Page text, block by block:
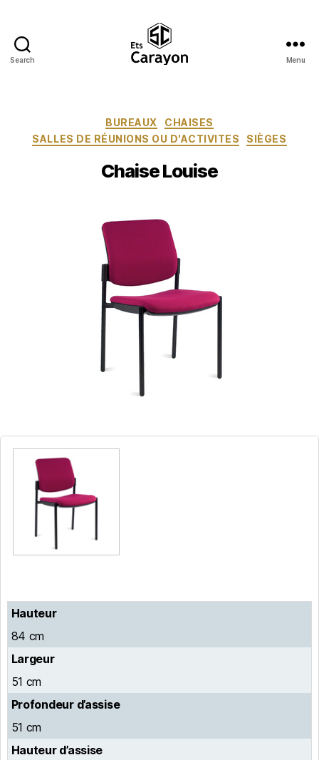
Search Menu
Catégories
BUREAUX
CHAISES
SALLES DE RÉUNIONS OU D'ACTIVITES
SIÈGES
Chaise Louise
Hauteur
84 cm
Largeur
51 cm
Profondeur d’assise
51 cm
Hauteur d’assise